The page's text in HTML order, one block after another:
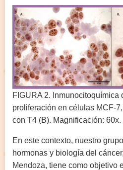
FIGURA 2. Inmunocitoquímica
proliferación en células MCF-
con T4 (B). Magnificación: 60x.
En este contexto, nuestro
hormonas y biología del
Mendoza, tiene como objetivo